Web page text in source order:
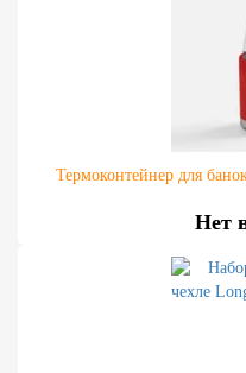
Термоконтейнер для
Нет